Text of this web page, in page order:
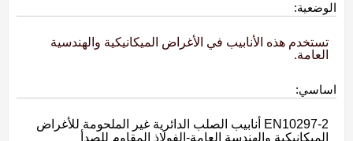
الوضعية:
تستخدم هذه الأنابيب في الأغراض الميكانيكية والهندسية
العامة.
اساسي:
EN10297-2 أنابيب الصلب الدائرية غير الملحومة للأغراض
الميكانيكية والهندسة العامة-الفولاذ المقاوم للصدأ